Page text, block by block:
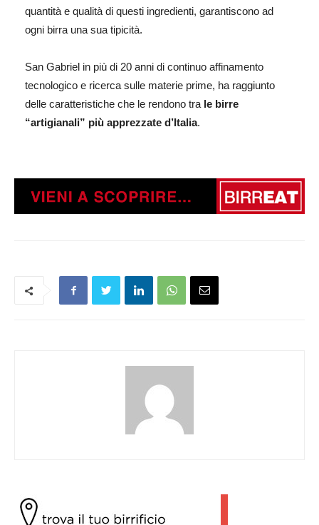
quantità e qualità di questi ingredienti, garantiscono ad
ogni birra una sua tipicità.
San Gabriel in più di 20 anni di continuo affinamento
tecnologico e ricerca sulle materie prime, ha raggiunto
delle caratteristiche che le rendono tra le birre
“artigianali” più apprezzate d’Italia.